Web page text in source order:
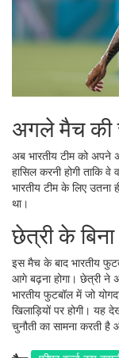
अगले मैच की
अब भारतीय टीम को
हासिल करनी होगी
भारतीय टीम के लिए उतना
था।
छेत्री के
इस मैच के बाद भारतीय
आगे बढ़ना होगा। छेत्री ने
भारतीय फुटबॉल में जो
खिलाड़ियों पर होगी। यह
चुनौती का सामना करती